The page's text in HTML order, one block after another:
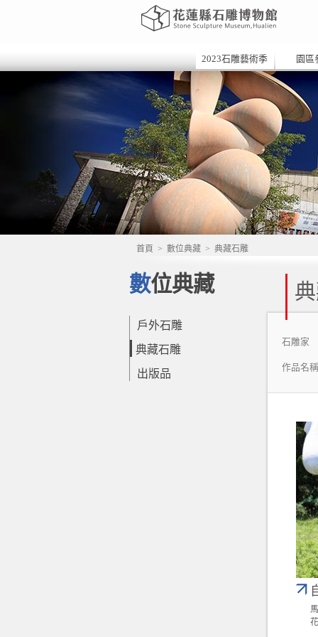
2023石雕藝術季 園區
首頁 > 數位典藏 > 典藏石雕
數位典藏
戶外石雕
典藏石雕
出版品
石雕家
作品名稱